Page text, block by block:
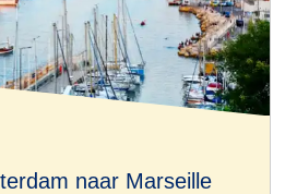
naar Marseille